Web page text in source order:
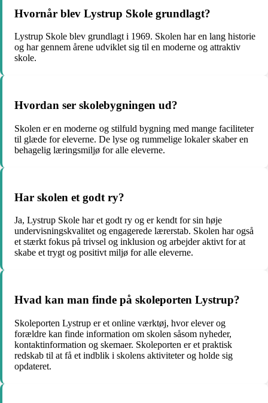
Hvornår blev Lystrup Skole grundlagt?
Lystrup Skole blev grundlagt i 1969. Skolen har en lang historie
og har gennem årene udviklet sig til en moderne og attraktiv
skole.
Hvordan ser skolebygningen ud?
Skolen er en moderne og stilfuld bygning med mange faciliteter
til glæde for eleverne. De lyse og rummelige lokaler skaber en
behagelig læringsmiljø for alle eleverne.
Har skolen et godt ry?
Ja, Lystrup Skole har et godt ry og er kendt for sin høje
undervisningskvalitet og engagerede lærerstab. Skolen har også
et stærkt fokus på trivsel og inklusion og arbejder aktivt for at
skabe et trygt og positivt miljø for alle eleverne.
Hvad kan man finde på skoleporten Lystrup?
Skoleporten Lystrup er et online værktøj, hvor elever og
forældre kan finde information om skolen såsom nyheder,
kontaktinformation og skemaer. Skoleporten er et praktisk
redskab til at få et indblik i skolens aktiviteter og holde sig
opdateret.